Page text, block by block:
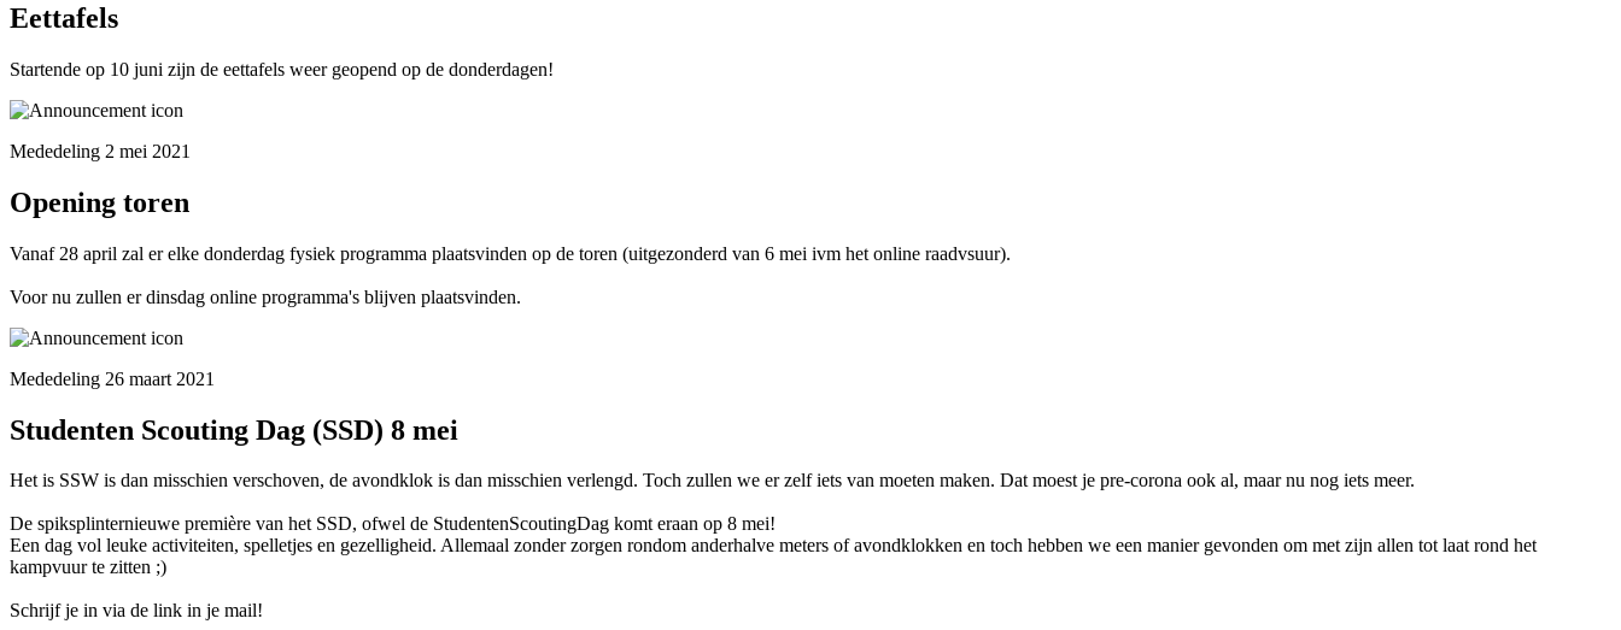
Eettafels
Startende op 10 juni zijn de eettafels weer geopend op de donderdagen!
Mededeling 2 mei 2021
Opening toren
Vanaf 28 april zal er elke donderdag fysiek programma plaatsvinden op de toren (uitgezonderd van 6 mei ivm het online raadvsuur).
Voor nu zullen er dinsdag online programma's blijven plaatsvinden.
Mededeling 26 maart 2021
Studenten Scouting Dag (SSD) 8 mei
Het is SSW is dan misschien verschoven, de avondklok is dan misschien verlengd. Toch zullen we er zelf iets van moeten maken. Dat moest je pre-corona ook al, maar nu nog iets meer.
De spiksplinternieuwe première van het SSD, ofwel de StudentenScoutingDag komt eraan op 8 mei!
Een dag vol leuke activiteiten, spelletjes en gezelligheid. Allemaal zonder zorgen rondom anderhalve meters of avondklokken en toch hebben we een manier gevonden om met zijn allen tot laat rond het
kampvuur te zitten ;)
Schrijf je in via de link in je mail!